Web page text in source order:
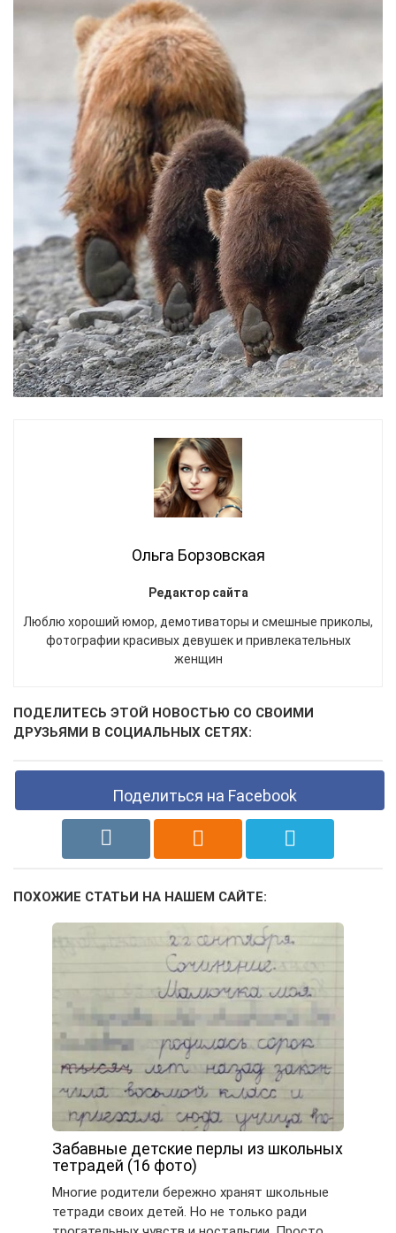
Ольга Борзовская
Редактор сайта
Люблю хороший юмор, демотиваторы и смешные приколы,
фотографии красивых девушек и привлекательных
женщин
ПОДЕЛИТЕСЬ ЭТОЙ НОВОСТЬЮ СО СВОИМИ
ДРУЗЬЯМИ В СОЦИАЛЬНЫХ СЕТЯХ:
Поделиться на Facebook
ПОХОЖИЕ СТАТЬИ НА НАШЕМ САЙТЕ:
Забавные детские перлы из школьных
тетрадей (16 фото)
Многие родители бережно хранят школьные
тетради своих детей. Но не только ради